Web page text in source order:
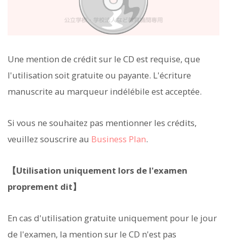
Une mention de crédit sur le CD est requise, que
l'utilisation soit gratuite ou payante. L'écriture
manuscrite au marqueur indélébile est acceptée.
Si vous ne souhaitez pas mentionner les crédits,
veuillez souscrire au Business Plan.
【Utilisation uniquement lors de l'examen
proprement dit】
En cas d'utilisation gratuite uniquement pour le jour
de l'examen, la mention sur le CD n'est pas